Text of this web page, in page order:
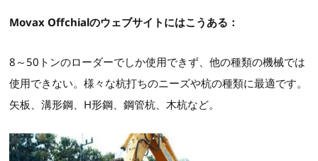
Movax Offchialのウェブサイトにはこうある：
8～50トンのローダーでしか使用できず、他の種類の機械では
使用できない。様々な杭打ちのニーズや杭の種類に最適です。
矢板、溝形鋼、H形鋼、鋼管杭、木杭など。